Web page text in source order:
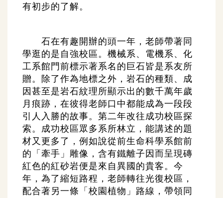
有初步的了解。
石在有趣開辦的頭一年，老師帶著同
學逛的是自強校區。機械系、電機系、化
工系館門前標示著系名的巨石皆是系友所
贈。除了作為地標之外，岩石的種類、成
因甚至是岩石紋理所顯示出的數千萬年歲
月痕跡，在彼得老師口中都能成為一段段
引人入勝的故事。第二年改往成功校區探
索。成功校區眾多系所林立，能講述的題
材又更多了，例如說從前生命科學系館前
的「牽手」雕像，含有鐵離子因而呈現磚
紅色的紅砂岩便是來自異國的貴客。今
年，為了縮短路程，老師轉往光復校區，
配合著另一條「校園植物」路線，帶領同